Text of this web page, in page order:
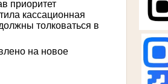
приоритет
кассационная
толковаться в
на новое